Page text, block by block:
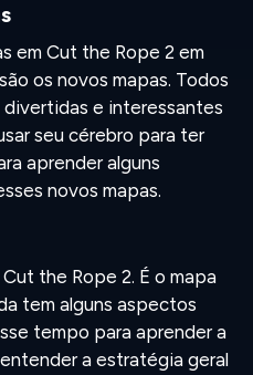
em Cut the Rope 2 em
os novos mapas. Todos
e interessantes
seu cérebro para ter
aprender alguns
novos mapas.
the Rope 2. É o mapa
tem alguns aspectos
tempo para aprender a
a estratégia geral